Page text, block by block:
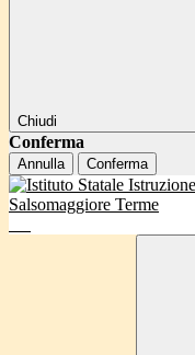
Chiudi
Conferma
Annulla Conferma